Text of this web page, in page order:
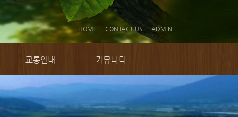
HOME CONTACT US ADMIN
교통안내 커뮤니티